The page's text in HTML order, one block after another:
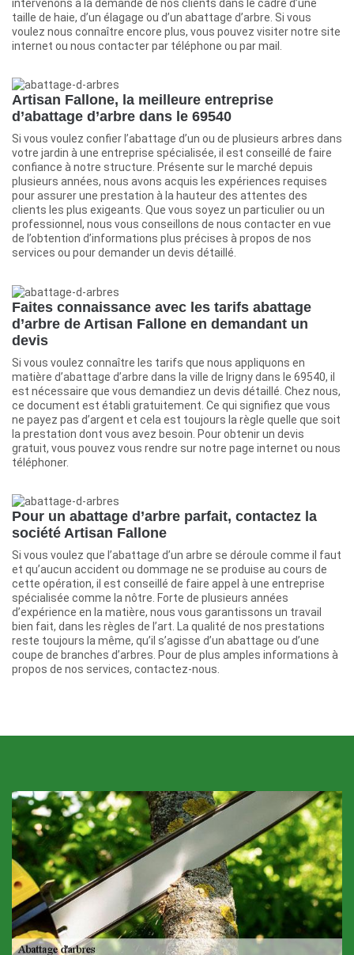
intervenons à la demande de nos clients dans le cadre d’une
taille de haie, d’un élagage ou d’un abattage d’arbre. Si vous
voulez nous connaître encore plus, vous pouvez visiter notre site
internet ou nous contacter par téléphone ou par mail.
Artisan Fallone, la meilleure entreprise
d’abattage d’arbre dans le 69540
Si vous voulez confier l’abattage d’un ou de plusieurs arbres dans
votre jardin à une entreprise spécialisée, il est conseillé de faire
confiance à notre structure. Présente sur le marché depuis
plusieurs années, nous avons acquis les expériences requises
pour assurer une prestation à la hauteur des attentes des
clients les plus exigeants. Que vous soyez un particulier ou un
professionnel, nous vous conseillons de nous contacter en vue
de l’obtention d’informations plus précises à propos de nos
services ou pour demander un devis détaillé.
Faites connaissance avec les tarifs abattage
d’arbre de Artisan Fallone en demandant un
devis
Si vous voulez connaître les tarifs que nous appliquons en
matière d’abattage d’arbre dans la ville de Irigny dans le 69540, il
est nécessaire que vous demandiez un devis détaillé. Chez nous,
ce document est établi gratuitement. Ce qui signifiez que vous
ne payez pas d’argent et cela est toujours la règle quelle que soit
la prestation dont vous avez besoin. Pour obtenir un devis
gratuit, vous pouvez vous rendre sur notre page internet ou nous
téléphoner.
Pour un abattage d’arbre parfait, contactez la
société Artisan Fallone
Si vous voulez que l’abattage d’un arbre se déroule comme il faut
et qu’aucun accident ou dommage ne se produise au cours de
cette opération, il est conseillé de faire appel à une entreprise
spécialisée comme la nôtre. Forte de plusieurs années
d’expérience en la matière, nous vous garantissons un travail
bien fait, dans les règles de l’art. La qualité de nos prestations
reste toujours la même, qu’il s’agisse d’un abattage ou d’une
coupe de branches d’arbres. Pour de plus amples informations à
propos de nos services, contactez-nous.